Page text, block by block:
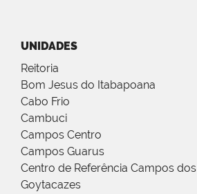
UNIDADES
Reitoria
Bom Jesus do Itabapoana
Cabo Frio
Cambuci
Campos Centro
Campos Guarus
Centro de Referência Campos dos
Goytacazes